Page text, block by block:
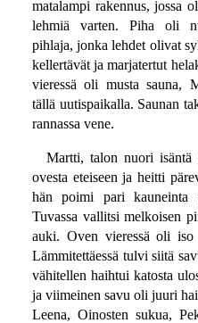
matalampi rakennus, jossa
lehmiä varten. Piha oli
pihlaja, jonka lehdet olivat
kellertävät ja marjatertut
vieressä oli musta sauna,
tällä uutispaikalla. Saunan
rannassa vene.
Martti, talon nuori isäntä
ovesta eteiseen ja heitti
hän poimi pari kauneinta
Tuvassa vallitsi melkoisen
auki. Oven vieressä oli
Lämmitettäessä tulvi siitä
vähitellen haihtui katosta
ja viimeinen savu oli juuri
Leena, Oinosten sukua,